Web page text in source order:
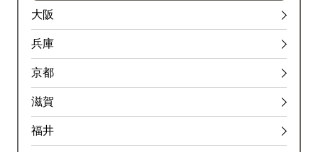
大阪
兵庫
京都
滋賀
福井